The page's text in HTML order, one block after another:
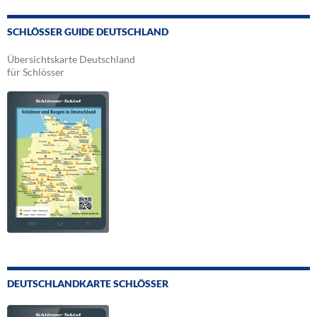
SCHLÖSSER GUIDE DEUTSCHLAND
Übersichtskarte Deutschland
für Schlösser
DEUTSCHLANDKARTE SCHLÖSSER